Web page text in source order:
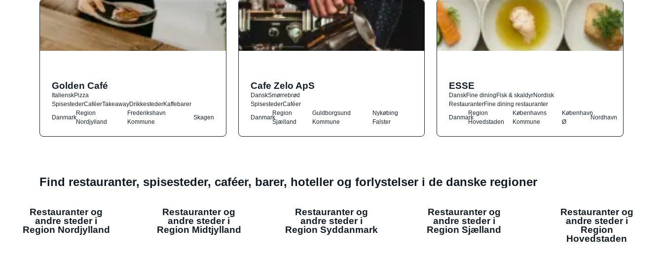
Golden Café
ItalienskPizza
SpisestederCaféerTakeawayDrikkestederKaffebarer
Danmark
Region
Nordjylland
Frederikshavn
Kommune
Skagen
Cafe Zelo ApS
DanskSmørrebrød
SpisestederCaféer
Danmark
Region
Sjælland
Guldborgsund
Kommune
Nykøbing
Falster
ESSE
DanskFine diningFisk & skaldyrNordisk
RestauranterFine dining restauranter
Danmark
Region
Hovedstaden
Københavns
Kommune
København
Ø
Nordhavn
Find restauranter, spisesteder, caféer, barer, hoteller og forlystelser i de danske regioner
Restauranter og
andre steder i
Region Nordjylland
Restauranter og
andre steder i
Region Midtjylland
Restauranter og
andre steder i
Region Syddanmark
Restauranter og
andre steder i
Region Sjælland
Restauranter og
andre steder i
Region
Hovedstaden